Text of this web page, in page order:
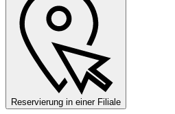
Reservierung in einer Filiale